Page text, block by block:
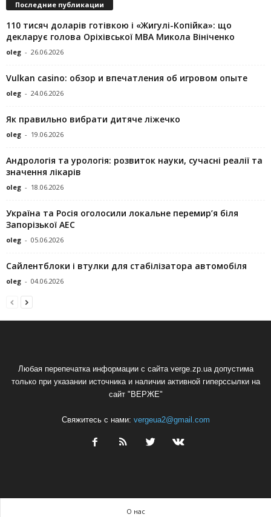
Последние публикации
110 тисяч доларів готівкою і «Жигулі-Копійка»: що
декларує голова Оріхівської МВА Микола Вініченко
oleg - 26.06.2026
Vulkan casino: обзор и впечатления об игровом опыте
oleg - 24.06.2026
Як правильно вибрати дитяче ліжечко
oleg - 19.06.2026
Андрологія та урологія: розвиток науки, сучасні реалії та
значення лікарів
oleg - 18.06.2026
Україна та Росія оголосили локальне перемир’я біля
Запорізької АЕС
oleg - 05.06.2026
Сайлентблоки і втулки для стабілізатора автомобіля
oleg - 04.06.2026
Любая перепечатка информации с сайта verge.zp.ua допустима
только при указании источника и наличии активной гиперссылки на
сайт "ВЕРЖЕ"
Свяжитесь с нами: vergeua2@gmail.com
О нас